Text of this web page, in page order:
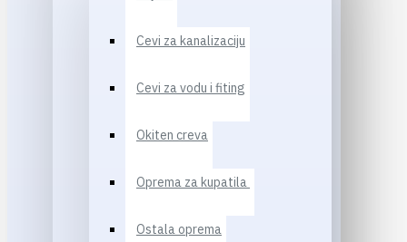
Cevi za kanalizaciju
Cevi za vodu i fiting
Okiten creva
Oprema za kupatila
Ostala oprema